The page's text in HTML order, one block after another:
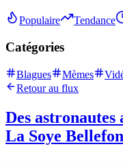
Populaire Tendance
Catégories
Blagues Mèmes
Retour au flux
Des
La Soye